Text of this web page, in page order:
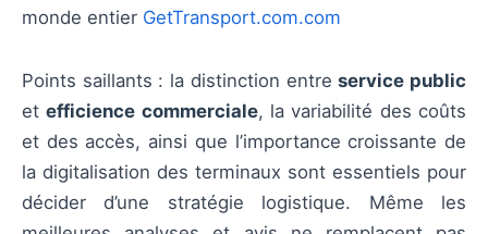
monde entier GetTransport.com.com
Points saillants : la distinction entreservice public
etefficience commerciale, la variabilité des coûts
et des accès, ainsi que l’importance croissante de
la digitalisation des terminaux sont essentiels pour
décider d’une stratégie logistique. Même les